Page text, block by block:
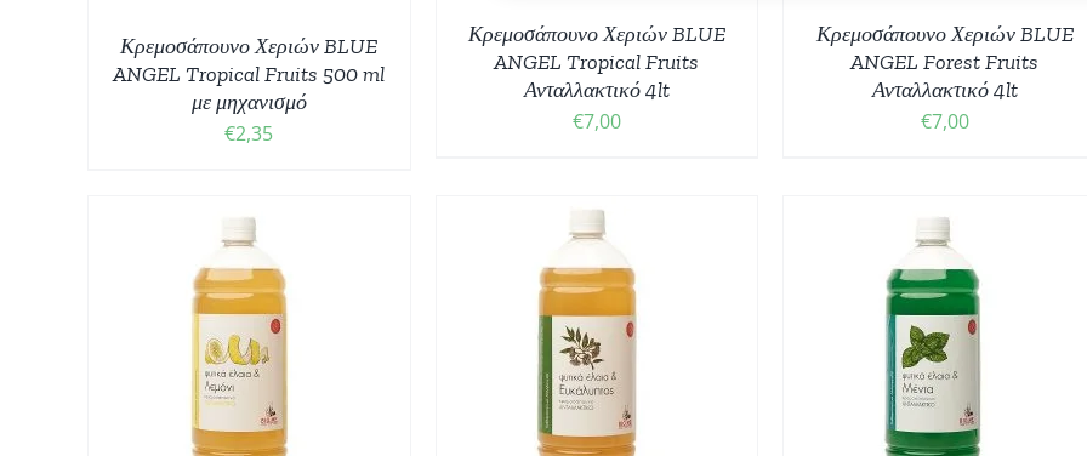
Κρεμοσάπουνο Χεριών BLUE
ANGEL Tropical Fruits 500 ml
με μηχανισμό
€2,35
Κρεμοσάπουνο Χεριών BLUE
ANGEL Tropical Fruits
Ανταλλακτικό 4lt
€7,00
Κρεμοσάπουνο Χεριών BLUE
ANGEL Forest Fruits
Ανταλλακτικό 4lt
€7,00
ΠΡΟΣΘΉΚΗ ΣΤΟ ΚΑΛΆΘΙ
ΛΕΠΤΟΜΈΡΕΙΕΣ
ΠΡΟΣΘΉΚΗ ΣΤΟ ΚΑΛΆΘΙ
ΛΕΠΤΟΜΈΡΕΙΕΣ